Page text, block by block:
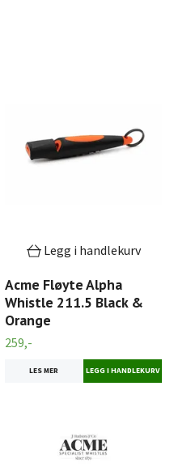
Legg i handlekurv
Acme Fløyte Alpha
Whistle 211.5 Black &
Orange
259,-
LES MER